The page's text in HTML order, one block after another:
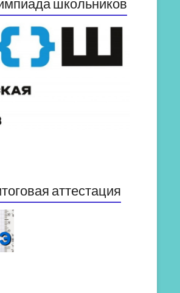
школьников
аттестация